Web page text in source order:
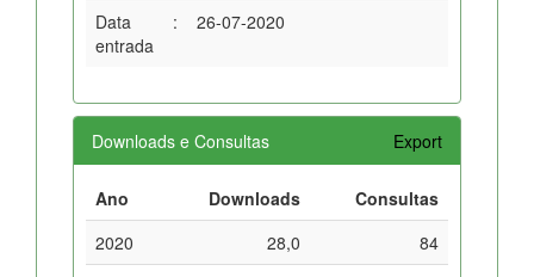
Data
entrada
: 26-07-2020
Downloads e Consultas Export
Ano Downloads
Consultas
2020
28,0
84